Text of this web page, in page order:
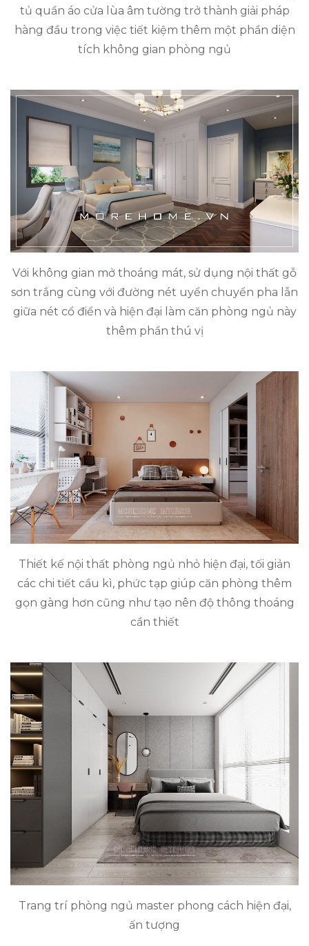
tủ quần áo cửa lùa âm tường trở thành giải pháp
hàng đầu trong việc tiết kiệm thêm một phần diện
tích không gian phòng ngủ
Với không gian mở thoáng mát, sử dụng nội thất gỗ
sơn trắng cùng với đường nét uyển chuyển pha lẫn
giữa nét cổ điển và hiện đại làm căn phòng ngủ này
thêm phần thú vị
Thiết kế nội thất phòng ngủ nhỏ hiện đại, tối giản
các chi tiết cầu kì, phức tạp giúp căn phòng thêm
gọn gàng hơn cũng như tạo nên độ thông thoáng
cần thiết
Trang trí phòng ngủ master phong cách hiện đại,
ấn tượng